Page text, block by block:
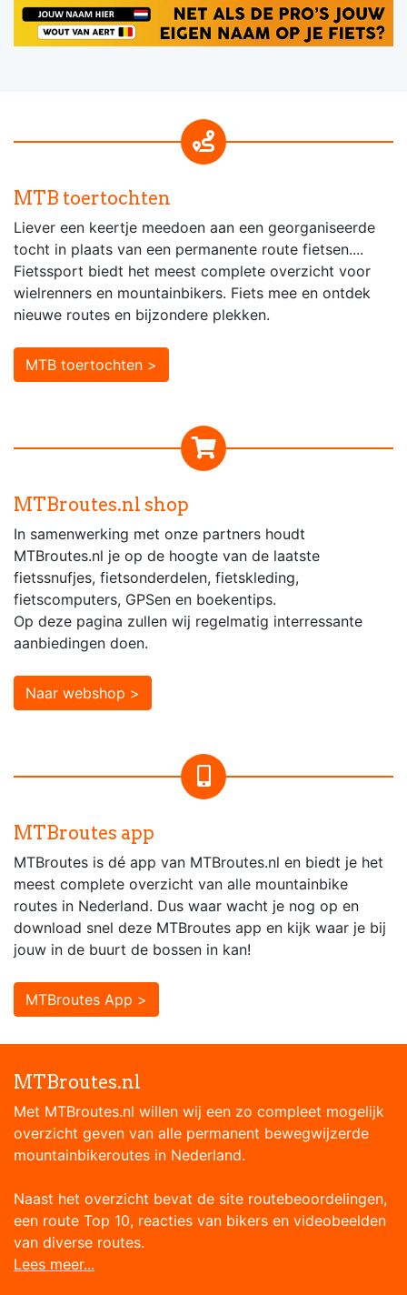
MTB toertochten
Liever een keertje meedoen aan een georganiseerde
tocht in plaats van een permanente route fietsen....
Fietssport biedt het meest complete overzicht voor
wielrenners en mountainbikers. Fiets mee en ontdek
nieuwe routes en bijzondere plekken.
MTB toertochten >
MTBroutes.nl shop
In samenwerking met onze partners houdt
MTBroutes.nl je op de hoogte van de laatste
fietssnufjes, fietsonderdelen, fietskleding,
fietscomputers, GPSen en boekentips.
Op deze pagina zullen wij regelmatig interressante
aanbiedingen doen.
Naar webshop >
MTBroutes app
MTBroutes is dé app van MTBroutes.nl en biedt je het
meest complete overzicht van alle mountainbike
routes in Nederland. Dus waar wacht je nog op en
download snel deze MTBroutes app en kijk waar je bij
jouw in de buurt de bossen in kan!
MTBroutes App >
MTBroutes.nl
Met MTBroutes.nl willen wij een zo compleet mogelijk
overzicht geven van alle permanent bewegwijzerde
mountainbikeroutes in Nederland.
Naast het overzicht bevat de site routebeoordelingen,
een route Top 10, reacties van bikers en videobeelden
van diverse routes.
Lees meer...